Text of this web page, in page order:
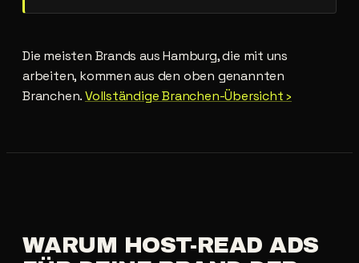
Die meisten Brands aus Hamburg, die mit uns
arbeiten, kommen aus den oben genannten
Branchen.Vollständige Branchen-Übersicht ›
WARUM HOST-READ ADS